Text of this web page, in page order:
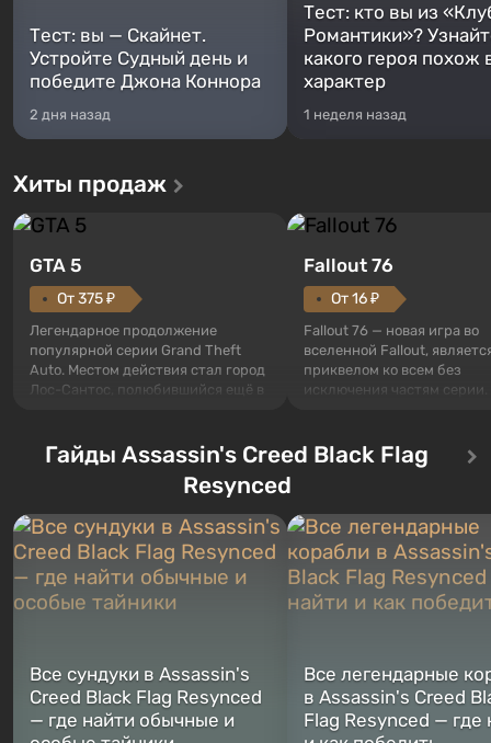
Тест: вы — Скайнет.
Устройте Судный день и
победите Джона Коннора
2 дня назад
Тест: кто вы из
Романтики»?
какого героя похож
характер
1 неделя назад
Хиты продаж
GTA 5
От 375 ₽
Легендарное продолжение
популярной серии Grand Theft
Auto. Местом действия стал город
Лос-Сантос, полюбившийся ещё в
сразу трех персонажей: Майкла,
Тревора и Франклина, между
Жанр и...
Fallout 76
От 16 ₽
Fallout 76 — новая игра во
вселенной Fallout,
приквелом ко всем без
исключения частям серии.
Оно же, по задумке
Vault-Tec, должно
Место действия Fallout...
Гайды Assassin's Creed Black Flag
Resynced
Все сундуки в Assassin's
Creed Black Flag Resynced
— где найти обычные и
Все легендарные
в Assassin's Creed
Flag Resynced — где